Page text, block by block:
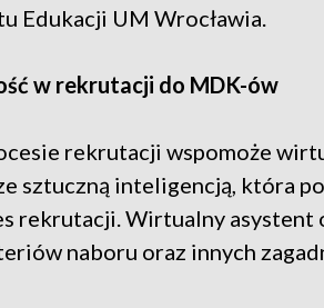
Edukacji UM Wrocławia.
w rekrutacji do MDK-ów
rekrutacji wspomoże
sztuczną inteligencją, która
rekrutacji. Wirtualny asystent
naboru oraz innych